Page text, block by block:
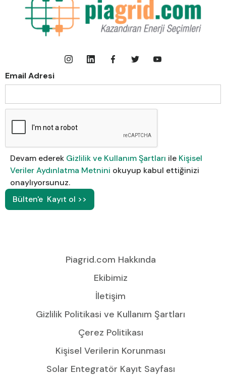
Email Adresi
Devam ederek Gizlilik ve Kullanım Şartları ile Kişisel
Veriler Aydınlatma Metnini okuyup kabul ettiğinizi
onaylıyorsunuz.
Piagrid.com Hakkında
Ekibimiz
İletişim
Gizlilik Politikasi ve Kullanım Şartları
Çerez Politikası
Kişisel Verilerin Korunması
Solar Entegratör Kayıt Sayfası